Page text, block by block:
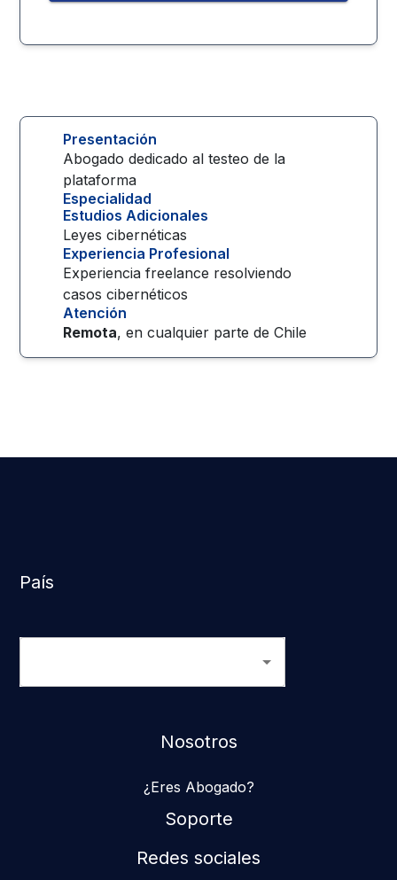
Presentación
Abogado dedicado al testeo de la
plataforma
Especialidad
Estudios Adicionales
Leyes cibernéticas
Experiencia Profesional
Experiencia freelance resolviendo
casos cibernéticos
Atención
Remota, en cualquier parte deChile
País
Nosotros
¿Eres Abogado?
Soporte
Redes sociales